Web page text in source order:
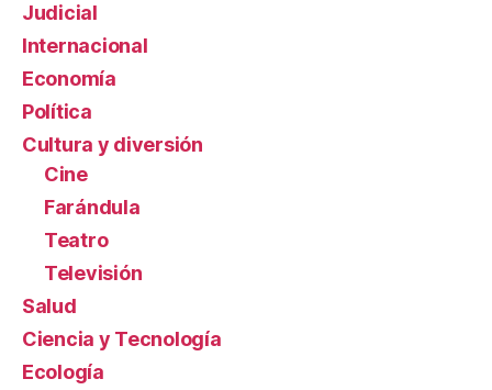
Judicial
Internacional
Economía
Política
Cultura y diversión
Cine
Farándula
Teatro
Televisión
Salud
Ciencia y Tecnología
Ecología